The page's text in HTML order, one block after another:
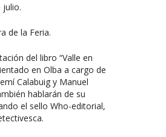
julio.
de la Feria.
del libro “Valle en
en Olba a cargo de
Calabuig y Manuel
hablarán de su
el sello Who-editorial,